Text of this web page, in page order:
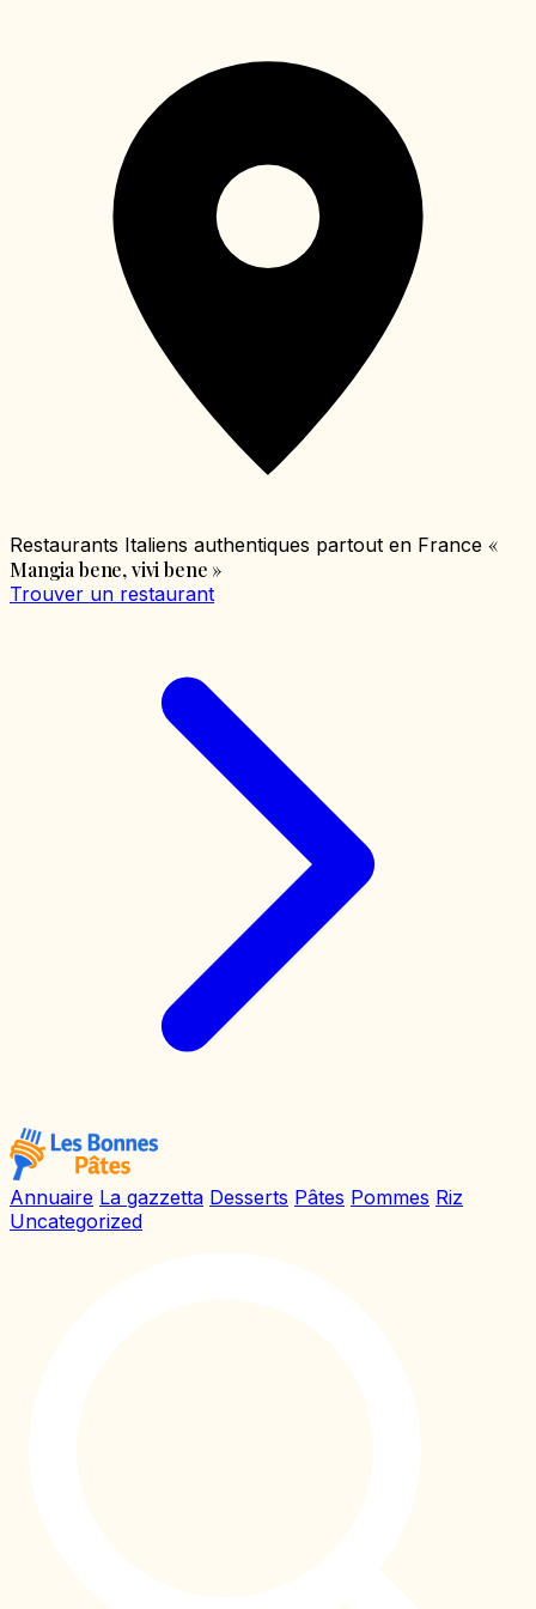
Restaurants Italiens authentiques partout en France «
Mangia bene, vivi bene »
Trouver un restaurant
Annuaire La gazzetta Desserts Pâtes Pommes Riz
Uncategorized